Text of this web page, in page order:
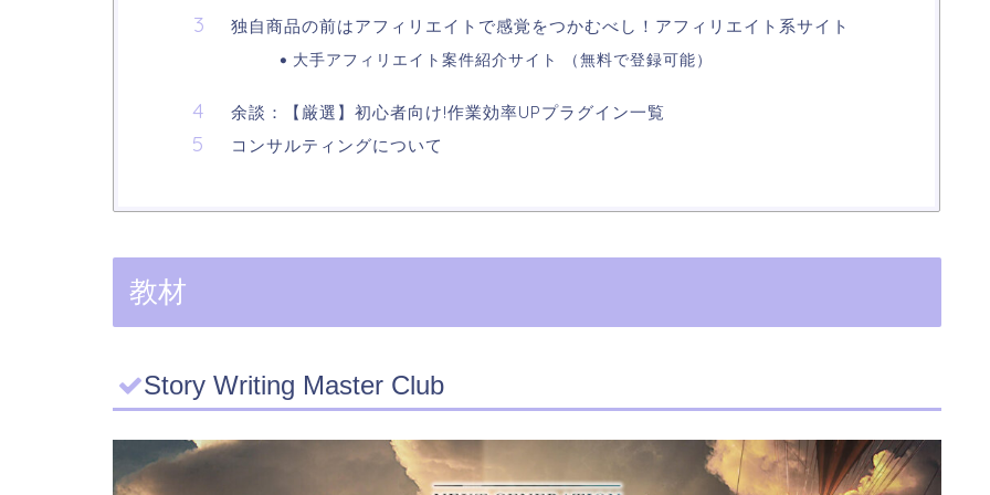
独自商品の前はアフィリエイトで感覚をつかむべし！アフィリエイト系サイト
大手アフィリエイト案件紹介サイト （無料で登録可能）
余談：【厳選】初心者向け!作業効率UPプラグイン一覧
コンサルティングについて
教材
Story Writing Master Club